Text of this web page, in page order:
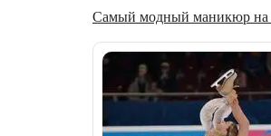
Самый модный маникюр на